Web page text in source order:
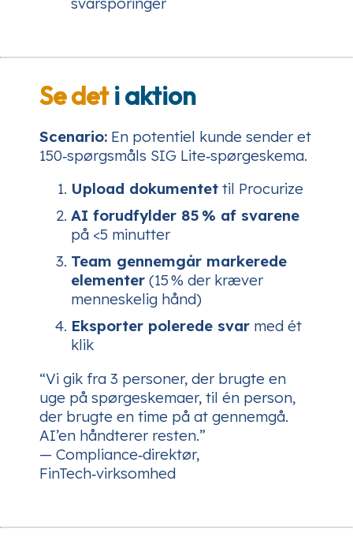
Se deti aktion
Scenario: En potentiel kunde sender et
150‑spørgsmåls SIG Lite‑spørgeskema.
Upload dokumentet til Procurize
AI forudfylder 85 % af svarene
på <5 minutter
Team gennemgår markerede
elementer (15 % der kræver
menneskelig hånd)
Eksporter polerede svar med ét
klik
“Vi gik fra 3 personer, der brugte en
uge på spørgeskemaer, til én person,
der brugte en time på at gennemgå.
AI’en håndterer resten.”
— Compliance‑direktør,
FinTech‑virksomhed